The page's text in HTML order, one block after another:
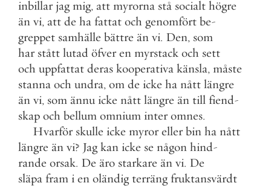
inbillar jag mig, att myrorna stå socialt högre
än vi, att de ha fattat och genomfört be-
greppet samhälle bättre än vi. Den, som
har stått lutad öfver en myrstack och sett
och uppfattat deras kooperativa känsla, måste
stanna och undra, om de icke ha nått längre
än vi, som ännu icke nått längre än till fiend-
skap och bellum omnium inter omnes.
Hvarför skulle icke myror eller bin ha nått
längre än vi? Jag kan icke se någon hind-
rande orsak. De äro starkare än vi. De
släpa fram i en oländig terräng fruktansvärdt